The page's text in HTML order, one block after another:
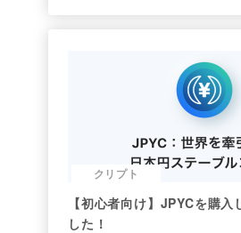
クリプト
【初心者向け】JPYCを購入
した！